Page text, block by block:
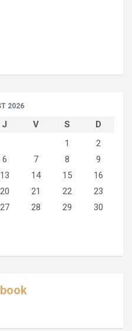
2026
J V S
D
1
2
6 7 8
9
13 14 15
16
20 21 22
23
27 28 29
30